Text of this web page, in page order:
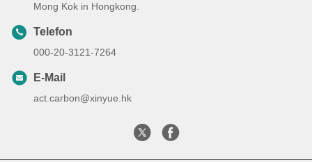
Mong Kok in Hongkong.
Telefon
000-20-3121-7264
E-Mail
act.carbon@xinyue.hk